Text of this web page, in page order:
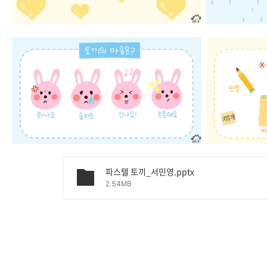
파스텔 토끼_서민영.pptx
2.54MB